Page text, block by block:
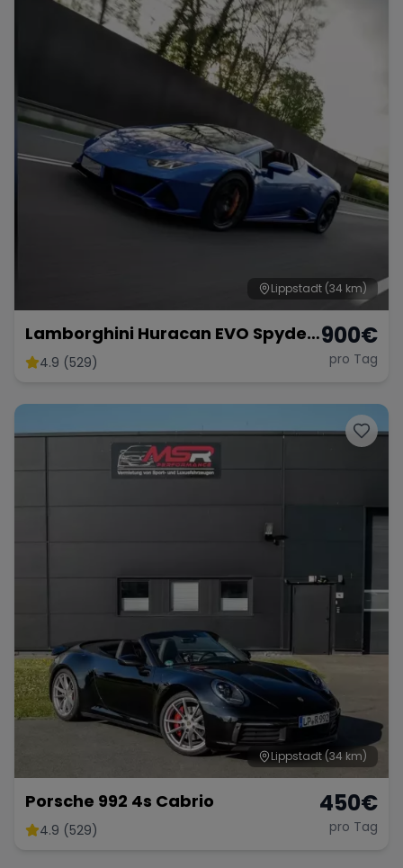
Lippstadt (34 km)
Lamborghini Huracan EVO Spyder
non OPF
4.9 (529)
900€
pro Tag
Lippstadt(34 km)
Porsche 992 4s Cabrio
4.9 (529)
450€
pro Tag